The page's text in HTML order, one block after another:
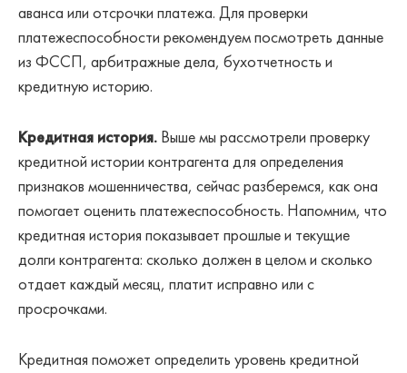
аванса или отсрочки платежа. Для проверки
платежеспособности рекомендуем посмотреть данные
из ФССП, арбитражные дела, бухотчетность и
кредитную историю.
Кредитная история. Выше мы рассмотрели проверку
кредитной истории контрагента для определения
признаков мошенничества, сейчас разберемся, как она
помогает оценить платежеспособность. Напомним, что
кредитная история показывает прошлые и текущие
долги контрагента: сколько должен в целом и сколько
отдает каждый месяц, платит исправно или с
просрочками.
Кредитная поможет определить уровень кредитной